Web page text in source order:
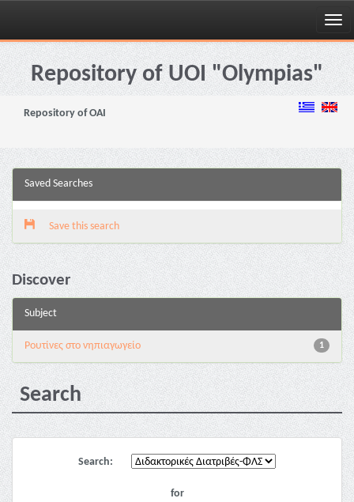
Skip
navigationRepository of UOI "Olympias"
Repository of OAI
Saved Searches
Save this search
Discover
Subject
1
Pουτίνες στο νηπιαγωγείο
Search
Search:
for